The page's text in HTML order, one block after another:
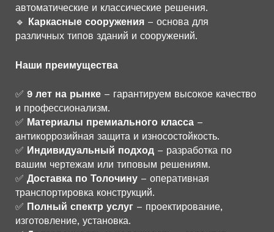
автоматические и классические решения.
🔹
Каркасные сооружения – основа для
различных типов зданий и сооружений.
Наши преимущества
✅ 9 лет на рынке – гарантируем высокое качество
и профессионализм.
✅ Материалы премиального класса –
антикоррозийная защита и износостойкость.
✅ Индивидуальный подход – разработка по
вашим чертежам или типовым решениям.
✅ Доставка по Толочину – оперативная
транспортировка конструкций.
✅ Полный спектр услуг – проектирование,
изготовление, установка.